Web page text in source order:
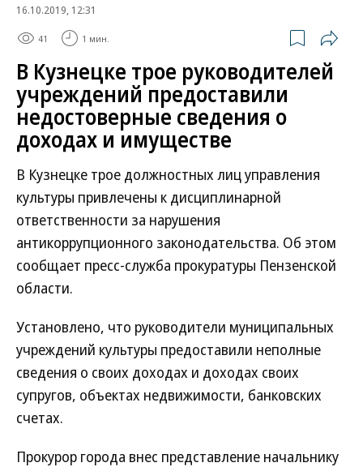
16.10.2019, 12:31
41 1 мин.
В Кузнецке трое руководителей
учреждений предоставили
недостоверные сведения о
доходах и имуществе
В Кузнецке трое должностных лиц управления
культуры привлечены к дисциплинарной
ответственности за нарушения
антикоррупционного законодательства. Об этом
сообщает пресс-служба прокуратуры Пензенской
области.
Установлено, что руководители муниципальных
учреждений культуры предоставили неполные
сведения о своих доходах и доходах своих
супругов, объектах недвижимости, банковских
счетах.
Прокурор города внес представление начальнику